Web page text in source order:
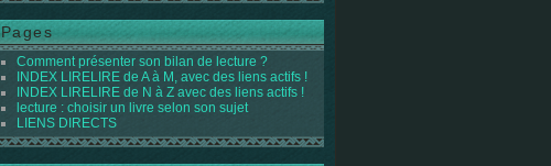
Pages
Comment présenter son bilan de lecture ?
INDEX LIRELIRE de A à M, avec des liens actifs !
INDEX LIRELIRE de N à Z avec des liens actifs !
lecture : choisir un livre selon son sujet
LIENS DIRECTS